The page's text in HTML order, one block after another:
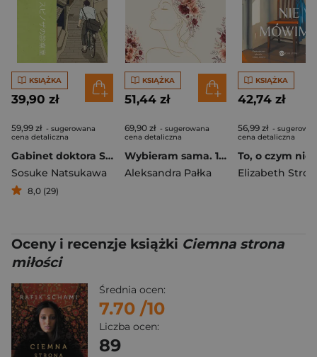
KSIĄŻKA
39,90 zł
59,99 zł - sugerowana
cena detaliczna
Gabinet doktora Spinozy
Sosuke Natsukawa
8,0 (29)
KSIĄŻKA
51,44 zł
69,90 zł - sugerowana
cena detaliczna
Wybieram sama. 10 historii o wolności i tworzeniu pięknego życia
Aleksandra Pałka
KSIĄŻKA
42,74 zł
56,99 zł -
cena detaliczna
Elizabeth
Oceny i recenzje książki Ciemna strona
miłości
Średnia ocen:
7.70 /10
Liczba ocen:
89